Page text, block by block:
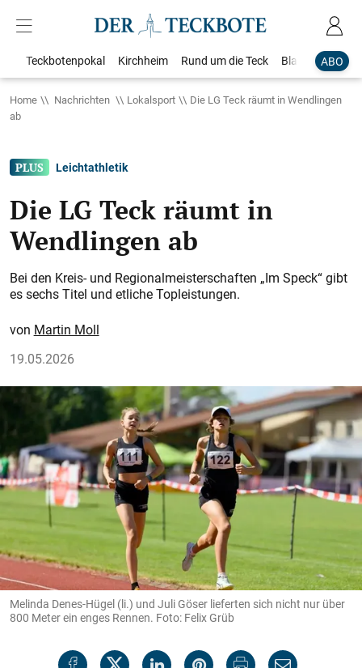
ABO
Teckbotenpokal Kirchheim Rund um die Teck Blaulicht
Home Nachrichten Lokalsport
Die LG Teck räumt in Wendlingen
ab
Leichtathletik
Die LG Teck räumt in
Wendlingen ab
Bei den Kreis- und Regionalmeisterschaften „Im Speck“ gibt
es sechs Titel und etliche Topleistungen.
Martin Moll
19.05.2026
Melinda Denes-Hügel (li.) und Juli Göser lieferten sich nicht nur über
800 Meter ein enges Rennen. Foto: Felix Grüb